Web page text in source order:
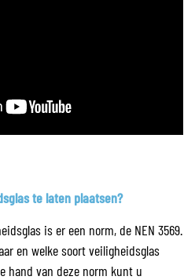
te laten plaatsen?
is er een norm, de NEN 3569.
en welke soort veiligheidsglas
hand van deze norm kunt u